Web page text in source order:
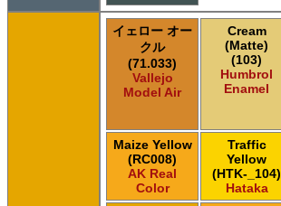
イェロー オー
クル
(71.033)
Vallejo
Model Air
Cream
(Matte)
(103)
Humbrol
Enamel
Maize Yellow
(RC008)
AK Real
Color
Traffic
Yellow
(HTK-_104)
Hataka